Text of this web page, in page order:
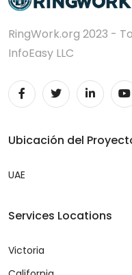
RingWork.org 2023 -
InfoEasy LLC
Ubicación del
UAE
Services Locations
Victoria